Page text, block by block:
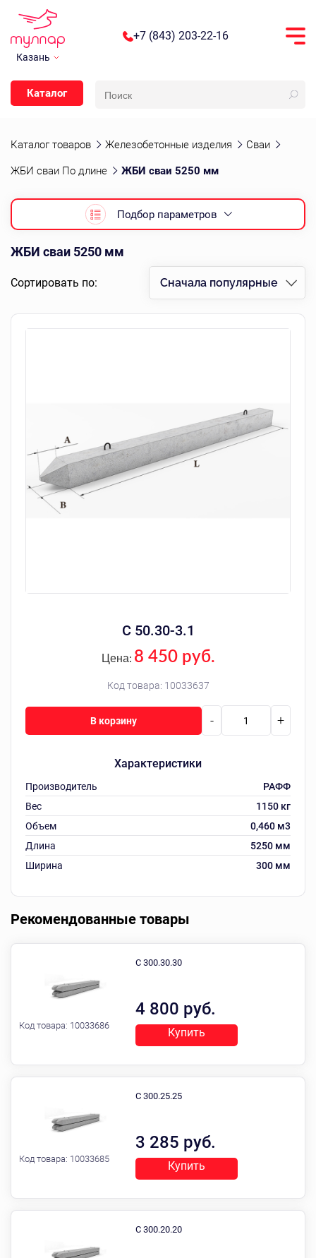
Казань
+7 (843) 203-22-16
Каталог
Каталог товаров Железобетонные изделия Сваи
ЖБИ сваи По длине ЖБИ сваи 5250 мм
Подбор параметров
ЖБИ сваи 5250 мм
Сортировать по: Сначала популярные
C 50.30-3.1
Код товара: 10033637
Цена: 8 450 руб.
Характеристики
Производитель
РАФФ
Вес
1150 кг
Объем
0,460 м3
Длина
5250 мм
Ширина
300 мм
- +
В корзину
Рекомендованные товары
Код товара: 10033686
4 800 руб.
С 300.30.30
Купить
Код товара: 10033685
3 285 руб.
С 300.25.25
Купить
С 300.20.20